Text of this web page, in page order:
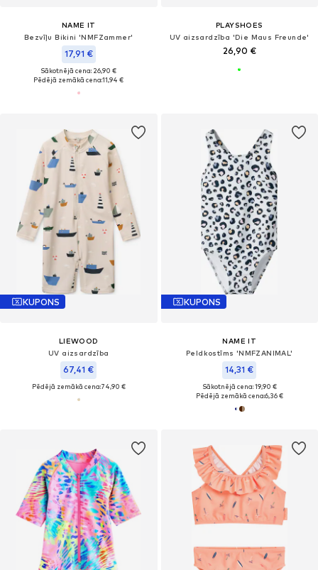
NAME IT
Bezvīļu Bikini 'NMFZammer'
17,91 €
Sākotnējā cena: 26,90 €
Pēdējā zemākā cena:11,94 €
PLAYSHOES
UV aizsardzība 'Die Maus Freunde'
26,90 €
KUPONS
LIEWOOD
UV aizsardzība
67,41 €
Pēdējā zemākā cena:74,90 €
KUPONS
NAME IT
Peldkostīms 'NMFZANIMAL'
14,31 €
Sākotnējā cena: 19,90 €
Pēdējā zemākā cena:6,36 €